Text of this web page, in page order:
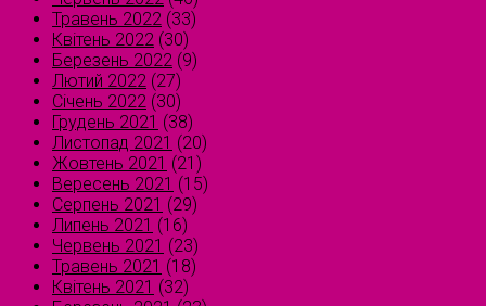
Травень 2022 (33)
Квітень 2022 (30)
Березень 2022 (9)
Лютий 2022 (27)
Січень 2022 (30)
Грудень 2021 (38)
Листопад 2021 (20)
Жовтень 2021 (21)
Вересень 2021 (15)
Серпень 2021 (29)
Липень 2021 (16)
Червень 2021 (23)
Травень 2021 (18)
Квітень 2021 (32)